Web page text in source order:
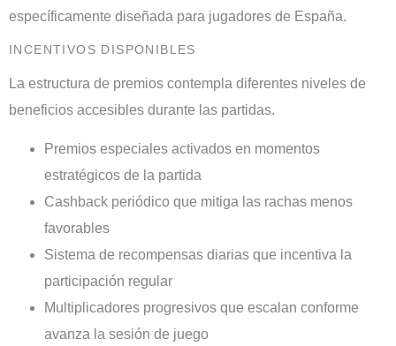
específicamente diseñada para jugadores de España.
INCENTIVOS DISPONIBLES
La estructura de premios contempla diferentes niveles de
beneficios accesibles durante las partidas.
Premios especiales activados en momentos
estratégicos de la partida
Cashback periódico que mitiga las rachas menos
favorables
Sistema de recompensas diarias que incentiva la
participación regular
Multiplicadores progresivos que escalan conforme
avanza la sesión de juego